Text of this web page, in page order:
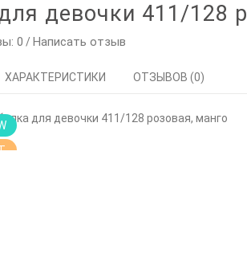
девочки 411/128
0 / Написать отзыв
ХАРАКТЕРИСТИКИ ОТЗЫВОВ (0)